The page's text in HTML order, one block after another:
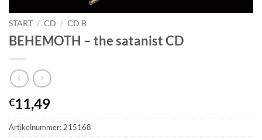
START / CD / CD B
BEHEMOTH – the satanist CD
€11,49
Artikelnummer:215168